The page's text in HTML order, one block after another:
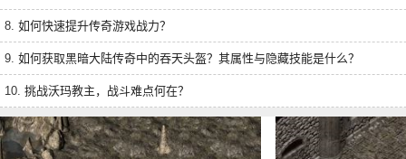
8. 如何快速提升传奇游戏战力？
9. 如何获取黑暗大陆传奇中的吞天头盔？其属性与隐藏技能是什么？
10. 挑战沃玛教主，战斗难点何在？